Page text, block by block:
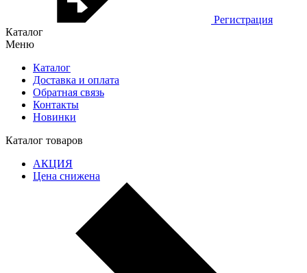
Регистрация
Каталог
Меню
Каталог
Доставка и оплата
Обратная связь
Контакты
Новинки
Каталог товаров
АКЦИЯ
Цена снижена